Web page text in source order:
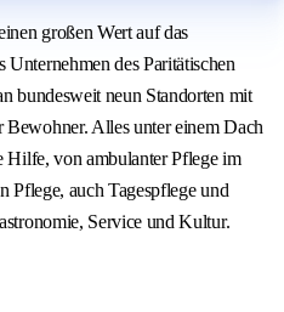
großen Wert auf das
des Paritätischen
bundesweit neun Standorten mit
Bewohner. Alles unter einem Dach
Hilfe, von ambulanter Pflege im
Pflege, auch Tagespflege und
Service und Kultur.